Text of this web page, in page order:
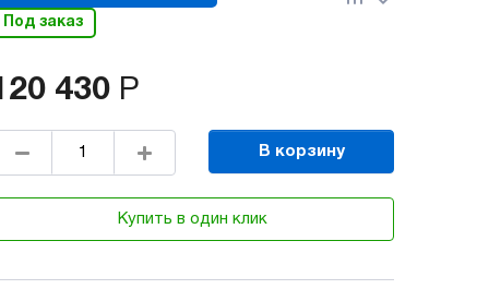
Под заказ
430 Р
В корзину
Купить в один клик